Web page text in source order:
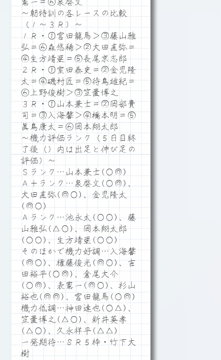
憲一＝⑥泉啓文
～朝特訓の各レースの比較
（１～３Ｒ）～
１Ｒ・①宮田龍馬＞③藤山雅
弘＝⑥森悠稀＞②大田直弥＝
④生方靖亜＝⑤長尾京志郎
２Ｒ・①室田泰史＝②金児隆
太＝④磯村匠＝⑤待鳥雄紀＝
⑥上野俊樹＞③笠置博之
３Ｒ・①山本兼士＝②岡部貴
司＝③入海馨＞④橋本明＝⑤
眞鳥康太＝⑥岡本翔太郎
～機力評価ランク（５日目終
了後（）内は出足と伸び足の
評価）～
Ｓランク…山本兼士(○◎)
Ａ＋ランク…泉啓文(○◎)、
大田直弥(◎○)、金児隆太
(◎○)
Ａランク…池永太(○○)、藤
山雅弘(△○)、岡本翔太郎
(○○)、生方靖亜(○○)
そのほかで機力好調…入海馨
(◎○)、権藤俊光(◎○)、吉
田裕平(○◎)、倉尾大介
(○◎)、表憲一(◎○)、杉山
裕也(◎◎)、宮田龍馬(○◎)
機力低調…神田達也(○△)、
笠置博之(△○)、新井英孝
(△○)、久永祥平(△△)
一発期待…８Ｒ５枠・竹下大
樹